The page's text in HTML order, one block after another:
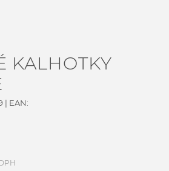
KALHOTKY
| EAN: